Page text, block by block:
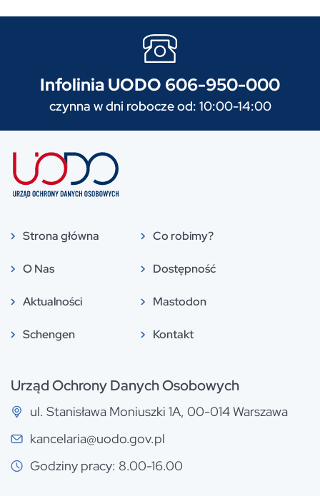
Infolinia UODO 606-950-000
czynna w dni robocze od: 10:00-14:00
Strona główna
O Nas
Aktualności
Schengen
Co robimy?
Dostępność
Mastodon
Kontakt
Urząd Ochrony Danych Osobowych
ul. Stanisława Moniuszki 1A, 00-014 Warszawa
kancelaria@uodo.gov.pl
Godziny pracy: 8.00-16.00